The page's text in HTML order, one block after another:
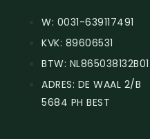
W: 0031-639117491
KVK: 89606531
BTW: NL865038132B01
ADRES: DE WAAL 2/B
5684 PH BEST